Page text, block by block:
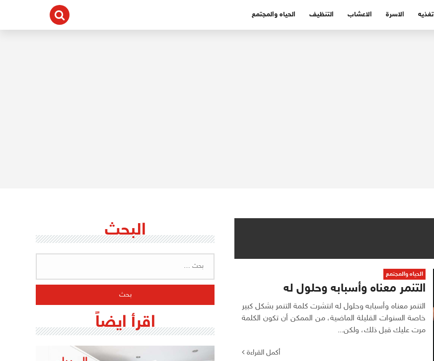
تغذيه الاسرة الاعشاب التنظيف الحياه والمجتمع
الحياه والمجتمع
التنمر معناه وأسبابه وحلول له
التنمر معناه وأسبابه وحلول له انتشرت كلمة التنمر بشكل كبير
خاصة السنوات القليلة الماضية، من الممكن أن تكون الكلمة
مرت عليك قبل ذلك، ولكن...
أكمل القراءة
البحث
اقرأ ايضاً